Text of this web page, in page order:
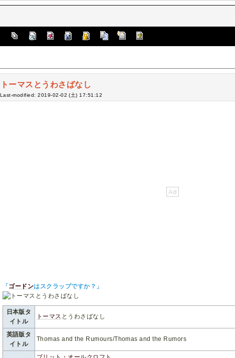
トーマスとうわさばなし
Last-modified: 2019-02-02 (土) 17:51:12
「 ゴードンはスクラップですか？」
日本版タ
イトル
トーマス とうわさばなし
英語版タ
イトル
Thomas and the Rumours/Thomas and the Rumors